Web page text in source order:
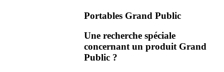
Portables Grand Public
Une recherche spéciale
concernant un produit Grand
Public ?